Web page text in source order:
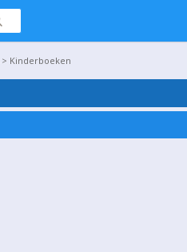
> Kinderboeken